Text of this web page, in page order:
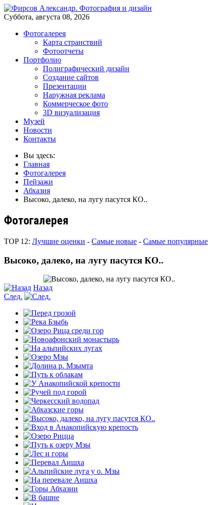
Суббота, августа 08, 2026
Фотогалерея
Карта странствий
Фотоотчеты
Портфолио
Полиграфический дизайн
Создание сайтов
Презентации
Наружная реклама
Коммерческое фото
3D визуализация
Музей
Новости
Контакты
Вы здесь:
Главная
Фотогалерея
Пейзажи
Абхазия
Высоко, далеко, на лугу пасутся КО..
Фотогалерея
TOP 12: Лучшие оценки - Самые новые - Самые популярные
Высоко, далеко, на лугу пасутся КО..
Назад
След.